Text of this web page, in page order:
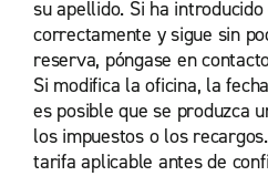
su apellido. Si ha
correctamente y sigue sin
reserva, póngase en
Si modifica la oficina, la
es posible que se produzca
los impuestos o los
tarifa aplicable antes de